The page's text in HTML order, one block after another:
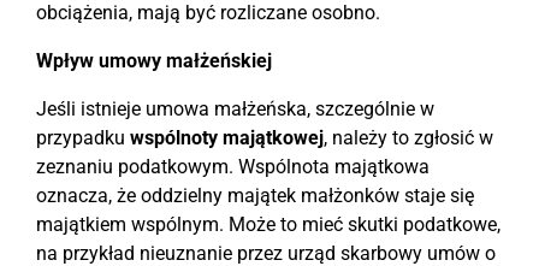
obciążenia, mają być rozliczane osobno.
Wpływ umowy małżeńskiej
Jeśli istnieje umowa małżeńska, szczególnie w
przypadku wspólnoty majątkowej, należy to zgłosić w
zeznaniu podatkowym. Wspólnota majątkowa
oznacza, że oddzielny majątek małżonków staje się
majątkiem wspólnym. Może to mieć skutki podatkowe,
na przykład nieuznanie przez urząd skarbowy umów o